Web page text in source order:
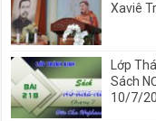
Xaviê
Lớp
Sách
10/7/